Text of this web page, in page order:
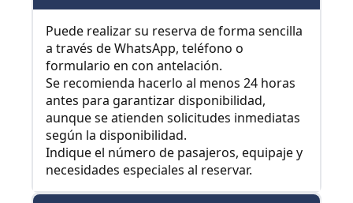
Puede realizar su reserva de forma sencilla
a través de WhatsApp, teléfono o
formulario en con antelación.
Se recomienda hacerlo al menos 24 horas
antes para garantizar disponibilidad,
aunque se atienden solicitudes inmediatas
según la disponibilidad.
Indique el número de pasajeros, equipaje y
necesidades especiales al reservar.